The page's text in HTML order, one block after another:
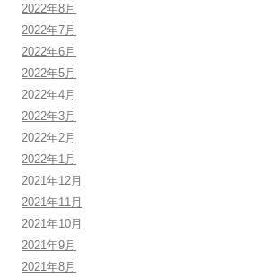
2022年8月
2022年7月
2022年6月
2022年5月
2022年4月
2022年3月
2022年2月
2022年1月
2021年12月
2021年11月
2021年10月
2021年9月
2021年8月